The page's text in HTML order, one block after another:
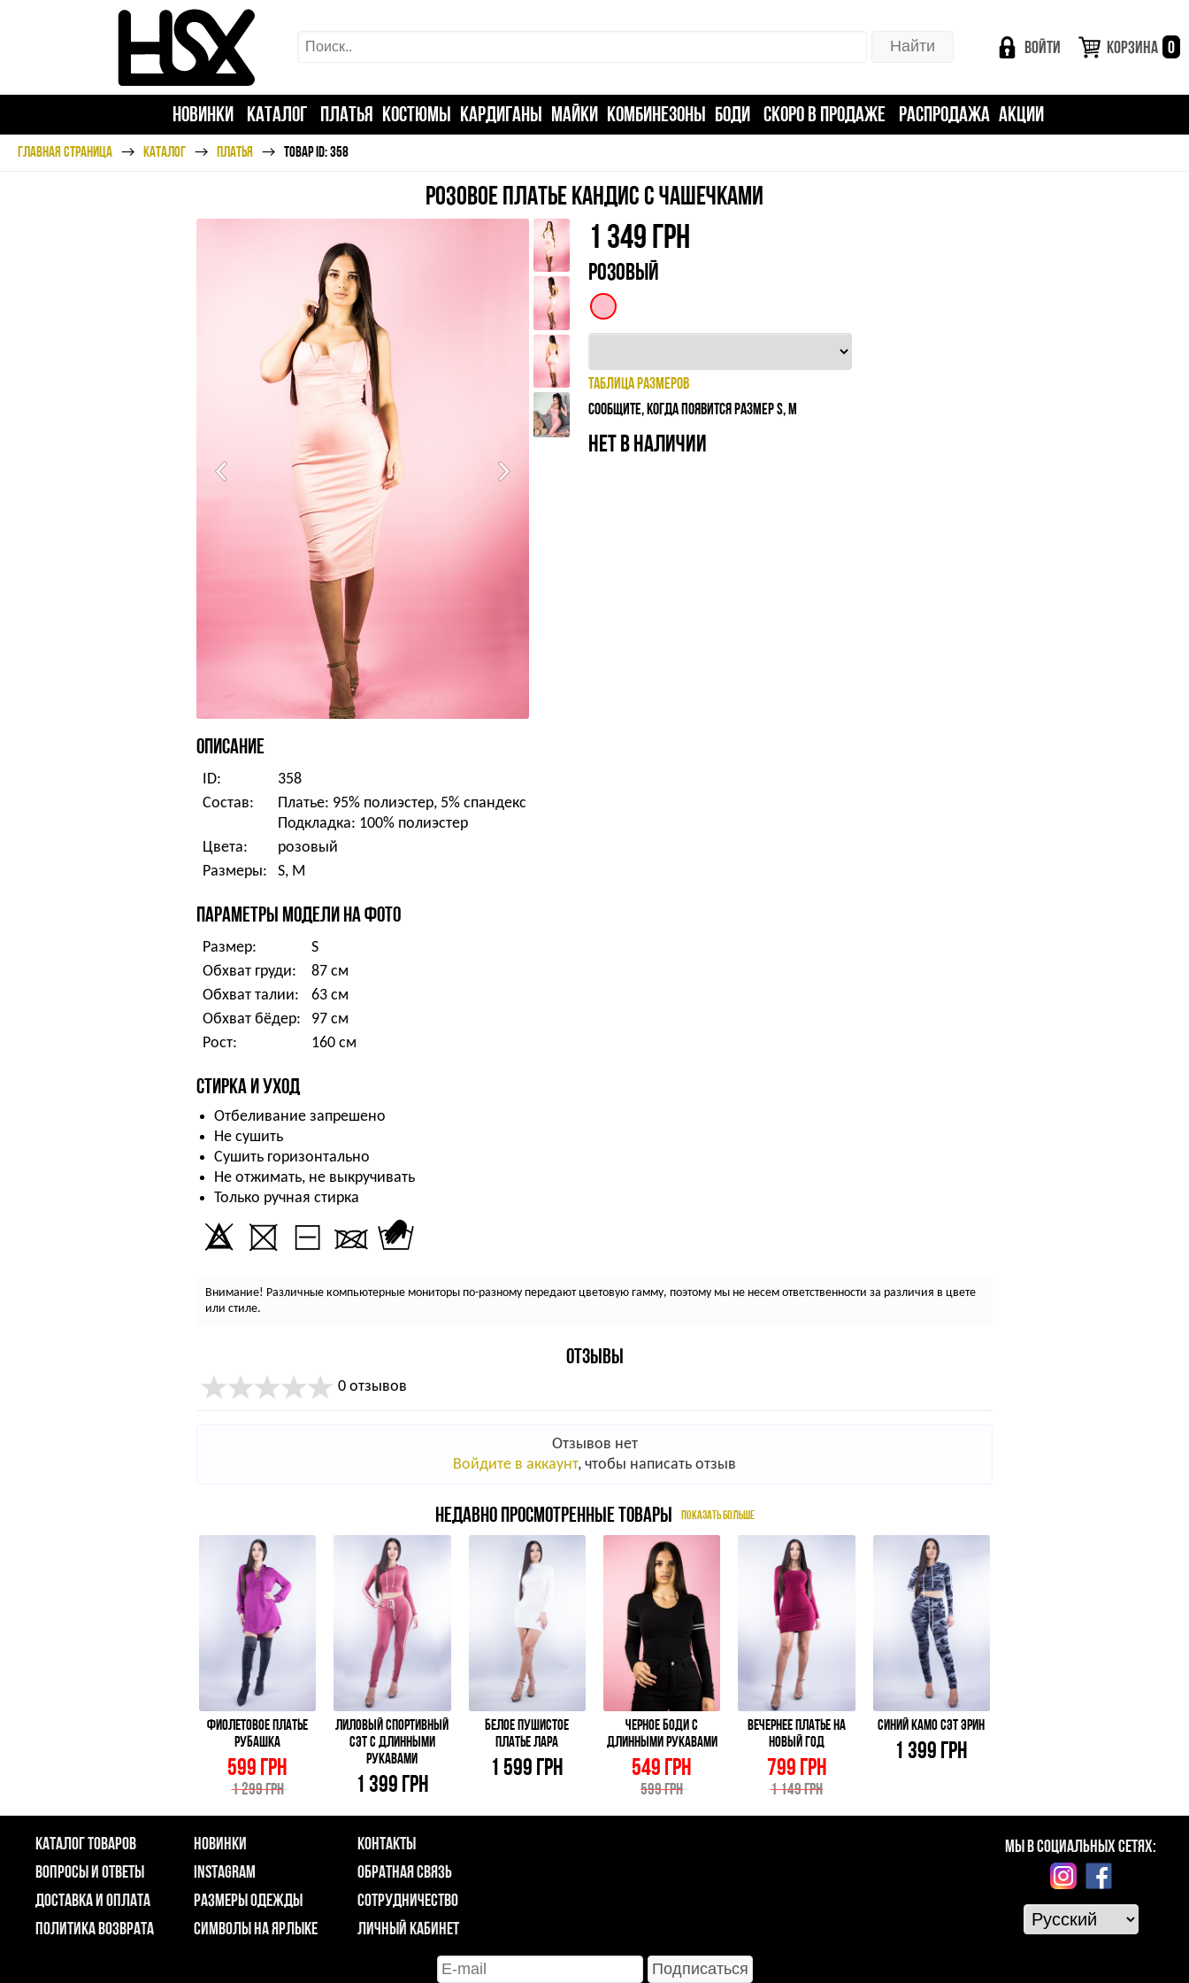
ВОЙТИ КОРЗИНА 0
НОВИНКИ КАТАЛОГ ПЛАТЬЯ КОСТЮМЫ КАРДИГАНЫ МАЙКИ КОМБИНЕЗОНЫ БОДИ СКОРО В ПРОДАЖЕ РАСПРОДАЖА АКЦИИ
ГЛАВНАЯ СТРАНИЦА КАТАЛОГ ПЛАТЬЯ ТОВАР ID: 358
РОЗОВОЕ ПЛАТЬЕ КАНДИС С ЧАШЕЧКАМИ
1 349ГРН
РОЗОВЫЙ
ТАБЛИЦА РАЗМЕРОВ
СООБЩИТЕ, КОГДА ПОЯВИТСЯ РАЗМЕР S, M
НЕТ В НАЛИЧИИ
ОПИСАНИЕ
ID:
358
Состав:
Платье: 95% полиэстер, 5% спандекс
Подкладка: 100% полиэстер
Цвета:
розовый
Размеры:
S, M
ПАРАМЕТРЫ МОДЕЛИ НА ФОТО
Размер:
S
Обхват груди:
87 см
Обхват талии:
63 см
Обхват бёдер:
97 см
Рост:
160 см
СТИРКА И УХОД
Отбеливание запрешено
Не сушить
Сушить горизонтально
Не отжимать, не выкручивать
Только ручная стирка
Внимание! Различные компьютерные мониторы по-разному передают цветовую гамму, поэтому мы не несем ответственности за различия в цвете
или стиле.
ОТЗЫВЫ
0 отзывов
Отзывов нет
Войдите в аккаунт, чтобы написать отзыв
НЕДАВНО ПРОСМОТРЕННЫЕ ТОВАРЫ ПОКАЗАТЬ БОЛЬШЕ
ФИОЛЕТОВОЕ ПЛАТЬЕ
РУБАШКА
599 ГРН
1 299 ГРН
ЛИЛОВЫЙ СПОРТИВНЫЙ
СЭТ С ДЛИННЫМИ
РУКАВАМИ
1 399 ГРН
БЕЛОЕ ПУШИСТОЕ
ПЛАТЬЕ ЛАРА
1 599 ГРН
ЧЕРНОЕ БОДИ С
ДЛИННЫМИ РУКАВАМИ
549 ГРН
599 ГРН
ВЕЧЕРНЕЕ ПЛАТЬЕ НА
НОВЫЙ ГОД
799 ГРН
1 149 ГРН
СИНИЙ КАМО СЭТ ЭРИН
1 399 ГРН
КАТАЛОГ ТОВАРОВ
ВОПРОСЫ И ОТВЕТЫ
ДОСТАВКА И ОПЛАТА
ПОЛИТИКА ВОЗВРАТА
НОВИНКИ
INSTAGRAM
РАЗМЕРЫ ОДЕЖДЫ
СИМВОЛЫ НА ЯРЛЫКЕ
КОНТАКТЫ
ОБРАТНАЯ СВЯЗЬ
СОТРУДНИЧЕСТВО
ЛИЧНЫЙ КАБИНЕТ
МЫ В СОЦИАЛЬНЫХ СЕТЯХ:
Подписаться